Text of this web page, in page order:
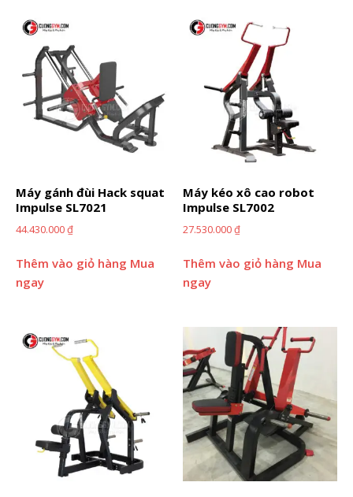
Máy gánh đùi Hack squat
Impulse SL7021
44.430.000₫
Thêm vào giỏ hàng Mua
ngay
Máy kéo xô cao robot
Impulse SL7002
27.530.000₫
Thêm vào giỏ hàng Mua
ngay